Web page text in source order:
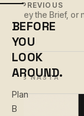
← PREVIOUS
Obey the Brief, or
LÄS NÄSTA
BEFORE
YOU
LOOK
AROUND.
Plan
B